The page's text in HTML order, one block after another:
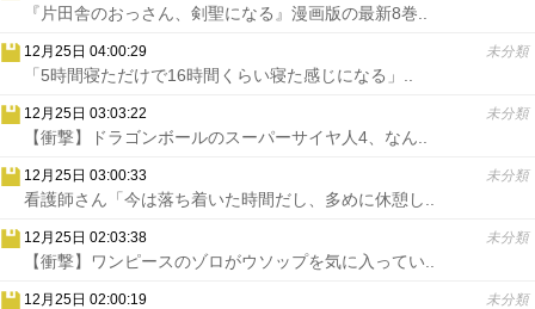
『片田舎のおっさん、剣聖になる』漫画版の最新8巻..
12月25日 04:00:29 未分類
「5時間寝ただけで16時間くらい寝た感じになる」..
12月25日 03:03:22 未分類
【衝撃】ドラゴンボールのスーパーサイヤ人4、なん..
12月25日 03:00:33 未分類
看護師さん「今は落ち着いた時間だし、多めに休憩し..
12月25日 02:03:38 未分類
【衝撃】ワンピースのゾロがウソップを気に入ってい..
12月25日 02:00:19 未分類